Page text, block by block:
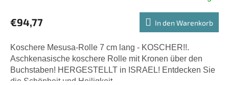
€94,77 In den Warenkorb
Koschere Mesusa-Rolle 7 cm lang - KOSCHER!!.
Aschkenasische koschere Rolle mit Kronen über den
Buchstaben! HERGESTELLT in ISRAEL! Entdecken Sie
die Schönheit und Heiligkeit...